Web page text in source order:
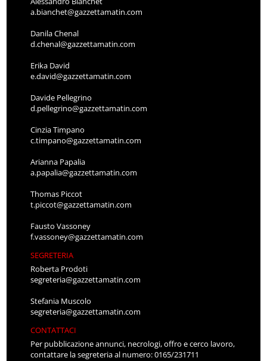
a.bianchet@gazzettamatin.com
Danila Chenal
d.chenal@gazzettamatin.com
Erika David
e.david@gazzettamatin.com
Davide Pellegrino
d.pellegrino@gazzettamatin.com
Cinzia Timpano
c.timpano@gazzettamatin.com
Arianna Papalia
a.papalia@gazzettamatin.com
Thomas Piccot
t.piccot@gazzettamatin.com
Fausto Vassoney
f.vassoney@gazzettamatin.com
SEGRETERIA
Roberta Prodoti
segreteria@gazzettamatin.com
Stefania Muscolo
segreteria@gazzettamatin.com
CONTATTACI
Per pubblicazione annunci, necrologi, offro e cerco lavoro,
contattare la segreteria al numero: 0165/231711